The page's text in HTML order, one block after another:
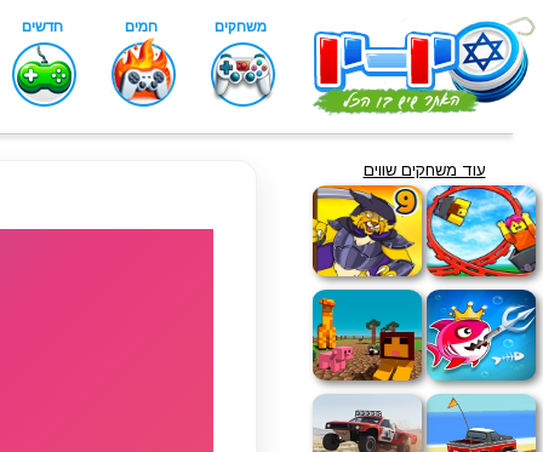
עוד משחקים שווים